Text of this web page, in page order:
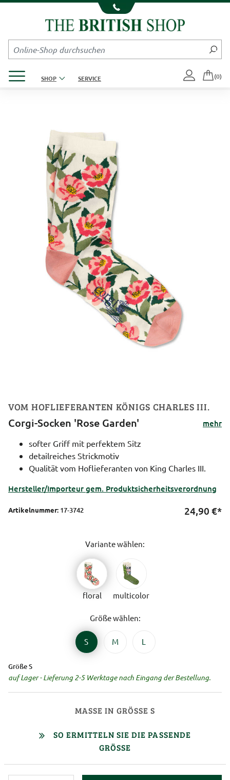
Kompletten Head der Seite überspringen
SHOP SERVICE (0)
VOM HOFLIEFERANTEN KÖNIGS CHARLES III.
Corgi-Socken 'Rose Garden'
mehr
softer Griff mit perfektem Sitz
detailreiches Strickmotiv
Qualität vom Hoflieferanten von King Charles III.
Hersteller/Importeur gem. Produktsicherheitsverordnung
Artikelnummer: 17-3742 24,90 €*
Variante wählen:
floral multicolor
Größe wählen:
S M L
Größe S
auf Lager - Lieferung 2-5 Werktage nach Eingang der Bestellung.
MASSE IN GRÖSSE S
SO ERMITTELN SIE DIE PASSENDE
GRÖSSE